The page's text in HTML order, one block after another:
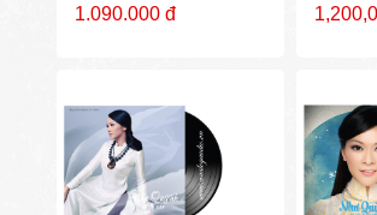
1.090.000 đ